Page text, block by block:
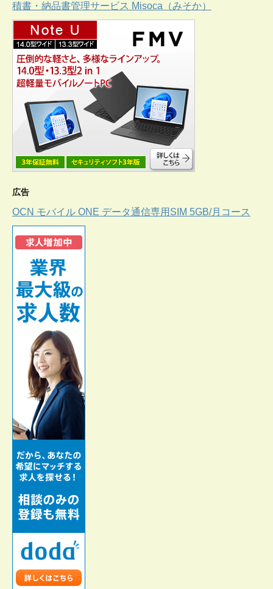
積書・納品書管理サービス Misoca（みそか）
広告
OCN モバイル ONE データ通信専用SIM 5GB/月コース